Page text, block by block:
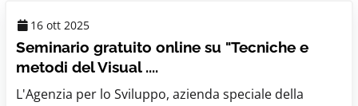
16 ott 2025
Seminario gratuito online su "Tecniche e
metodi del Visual ....
L'Agenzia per lo Sviluppo, azienda speciale della